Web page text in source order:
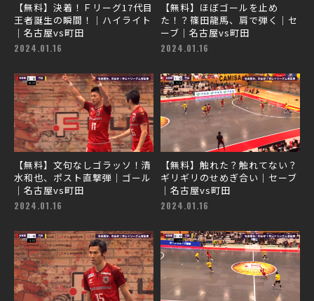
【無料】決着！Ｆリーグ17代目
王者誕生の瞬間！｜ハイライト
｜名古屋vs町田
2024.01.16
【無料】ほぼゴールを止め
た！？篠田龍馬、肩で弾く｜セ
ーブ｜名古屋vs町田
2024.01.16
【無料】文句なしゴラッソ！清
水和也、ポスト直撃弾｜ゴール
｜名古屋vs町田
2024.01.16
【無料】触れた？触れてない？
ギリギリのせめぎ合い｜セーブ
｜名古屋vs町田
2024.01.16